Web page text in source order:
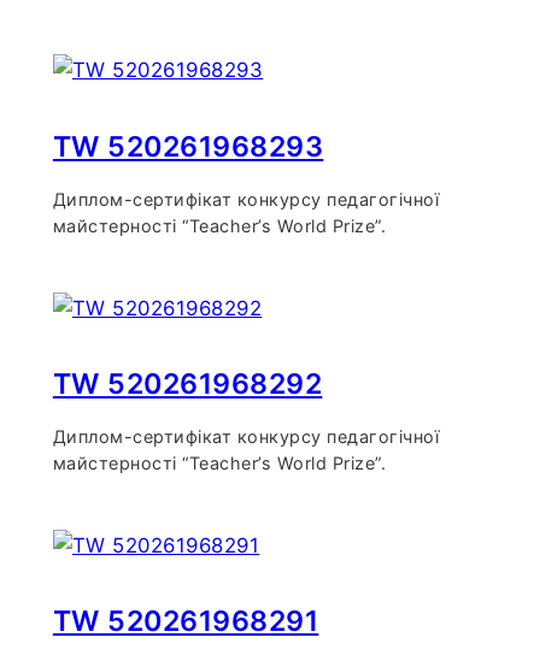
TW 520261968293
Диплом-сертифікат конкурсу педагогічної
майстерності “Teacher’s World Prize”.
TW 520261968292
Диплом-сертифікат конкурсу педагогічної
майстерності “Teacher’s World Prize”.
TW 520261968291